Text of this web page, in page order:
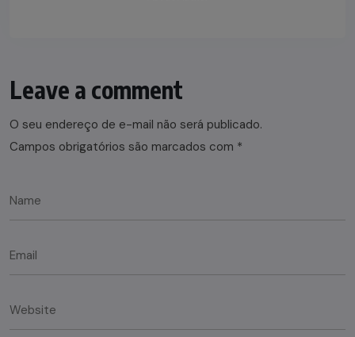
Leave a comment
O seu endereço de e-mail não será publicado.
Campos obrigatórios são marcados com *